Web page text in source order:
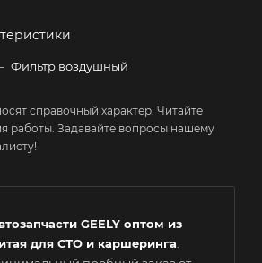
Фильтр воздушный
справочный характер. Читайте
работы. Задавайте вопросы нашему
GEELY оптом из
для СТО и каршеринга